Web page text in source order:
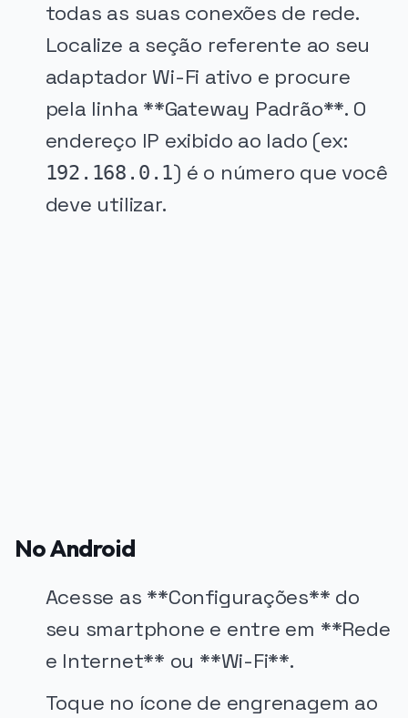
todas as suas conexões de rede.
Localize a seção referente ao seu
adaptador Wi-Fi ativo e procure
pela linha **Gateway Padrão**. O
endereço IP exibido ao lado (ex:
192.168.0.1) é o número que você
deve utilizar.
No Android
Acesse as **Configurações** do
seu smartphone e entre em **Rede
e Internet** ou **Wi-Fi**.
Toque no ícone de engrenagem ao